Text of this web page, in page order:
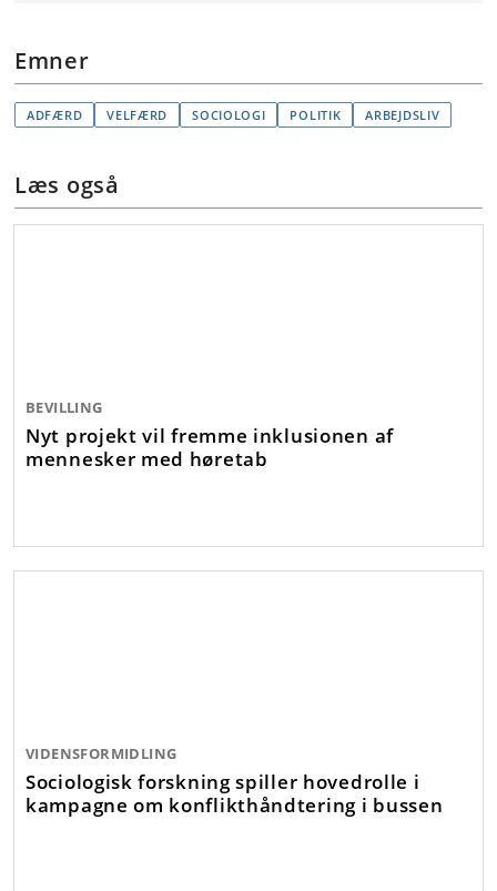
Emner
ADFÆRD VELFÆRD SOCIOLOGI POLITIK ARBEJDSLIV
Læs også
BEVILLING
Nyt projekt vil fremme inklusionen af
mennesker med høretab
VIDENSFORMIDLING
Sociologisk forskning spiller hovedrolle i
kampagne om konflikthåndtering i bussen